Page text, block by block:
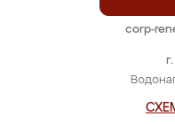
corp-